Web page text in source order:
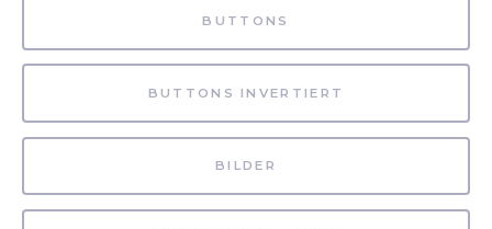
BUTTONS
BUTTONS INVERTIERT
BILDER